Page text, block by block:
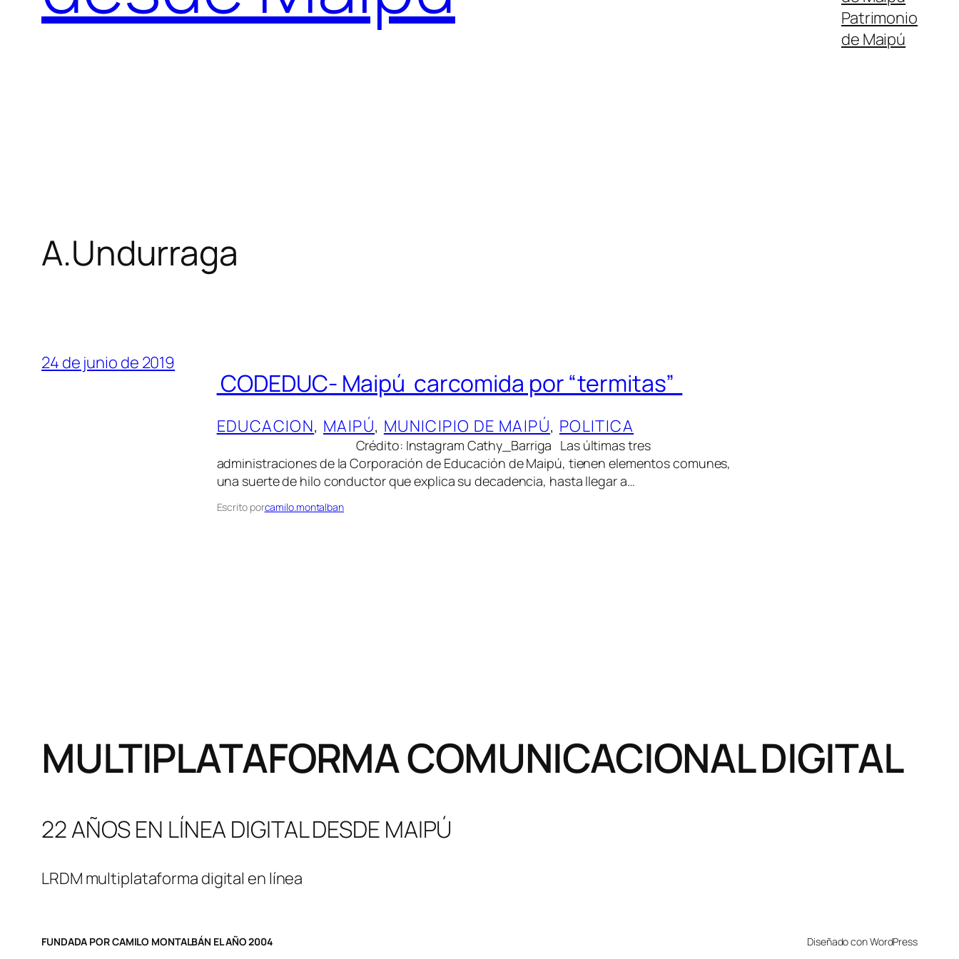
Patrimonio
de Maipú
A.Undurraga
24 de junio de 2019
CODEDUC- Maipú carcomida por “termitas”
EDUCACION, MAIPÚ, MUNICIPIO DE MAIPÚ, POLITICA
Crédito: Instagram Cathy_Barriga Las últimas tres
administraciones de la Corporación de Educación de Maipú, tienen elementos comunes,
una suerte de hilo conductor que explica su decadencia, hasta llegar a…
Escrito porcamilo.montalban
MULTIPLATAFORMA COMUNICACIONAL DIGITAL
22 AÑOS EN LÍNEA DIGITAL DESDE MAIPÚ
LRDM multiplataforma digital en línea
FUNDADA POR CAMILO MONTALBÁN EL AÑO 2004 Diseñado con WordPress